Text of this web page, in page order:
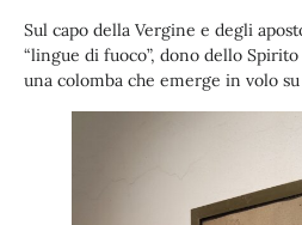
Sul capo della Vergine e degli
“lingue di fuoco”, dono dello
una colomba che emerge in volo